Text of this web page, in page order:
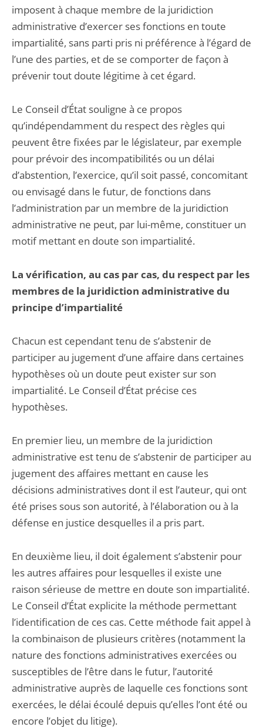
imposent à chaque membre de la juridiction
administrative d’exercer ses fonctions en toute
impartialité, sans parti pris ni préférence à l’égard de
l’une des parties, et de se comporter de façon à
prévenir tout doute légitime à cet égard.
Le Conseil d’État souligne à ce propos
qu’indépendamment du respect des règles qui
peuvent être fixées par le législateur, par exemple
pour prévoir des incompatibilités ou un délai
d’abstention, l’exercice, qu’il soit passé, concomitant
ou envisagé dans le futur, de fonctions dans
l’administration par un membre de la juridiction
administrative ne peut, par lui-même, constituer un
motif mettant en doute son impartialité.
La vérification, au cas par cas, du respect par les
membres de la juridiction administrative du
principe d’impartialité
Chacun est cependant tenu de s’abstenir de
participer au jugement d’une affaire dans certaines
hypothèses où un doute peut exister sur son
impartialité. Le Conseil d’État précise ces
hypothèses.
En premier lieu, un membre de la juridiction
administrative est tenu de s’abstenir de participer au
jugement des affaires mettant en cause les
décisions administratives dont il est l’auteur, qui ont
été prises sous son autorité, à l’élaboration ou à la
défense en justice desquelles il a pris part.
En deuxième lieu, il doit également s’abstenir pour
les autres affaires pour lesquelles il existe une
raison sérieuse de mettre en doute son impartialité.
Le Conseil d’État explicite la méthode permettant
l’identification de ces cas. Cette méthode fait appel à
la combinaison de plusieurs critères (notamment la
nature des fonctions administratives exercées ou
susceptibles de l’être dans le futur, l’autorité
administrative auprès de laquelle ces fonctions sont
exercées, le délai écoulé depuis qu’elles l’ont été ou
encore l’objet du litige).